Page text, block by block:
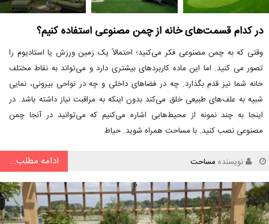
در کدام قسمت‌های خانه از چمن مصنوعی استفاده کنیم؟
وقتی که به چمن مصنوعی فکر می‌کنید؛ احتمالاً یک زمین ورزش یا استادیوم را
تصور می کنید. اما این ماده کاربردهای بیشتری دارد و می‌تواند به نقاط مختلف
خانه‌ شما نیز قدم بگذارد. چه در فضاهای داخلی و چه در نواحی بیرونی، نمایی
شبیه به علف‌های طبیعی خلق می‌کند بدون اینکه به مراقبت نیاز داشته باشد. در
اینجا به چند نمونه از محیط‌هایی اشاره می‌کنیم که می‌توانید در آنجا چمن
مصنوعی نصب کنید. با مساحت همراه شوید. حیاط
نویسنده مساحت ادامه مطلب...